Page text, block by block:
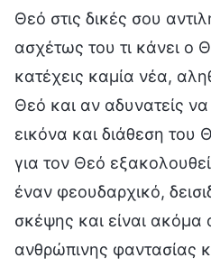
Θεό στις δικές σου
ασχέτως του τι κάνει ο
κατέχεις καμία νέα,
Θεό και αν αδυνατείς
εικόνα και διάθεση
για τον Θεό
έναν φεουδαρχικό,
σκέψης και είναι
ανθρώπινης φαντασίας